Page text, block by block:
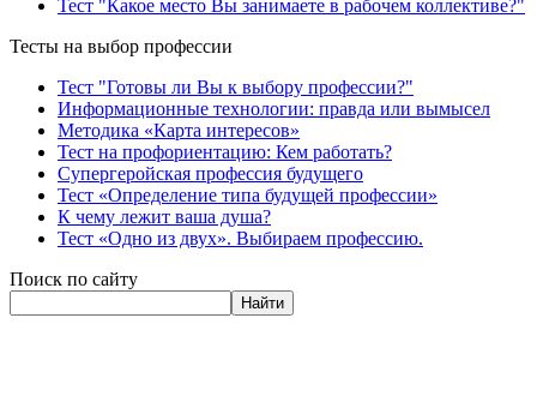
Тест "Какое место Вы занимаете в рабочем коллективе?"
Тесты на выбор профессии
Тест "Готовы ли Вы к выбору профессии?"
Информационные технологии: правда или вымысел
Методика «Карта интересов»
Тест на профориентацию: Кем работать?
Супергеройская профессия будущего
Тест «Определение типа будущей профессии»
К чему лежит ваша душа?
Тест «Одно из двух». Выбираем профессию.
Поиск по сайту
Найти